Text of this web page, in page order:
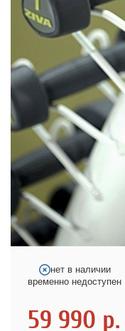
нет в наличии
временно недоступен
59 990 р.